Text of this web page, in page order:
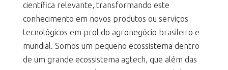
científica relevante, transformando este
conhecimento em novos produtos ou serviços
tecnológicos em prol do agronegócio brasileiro e
mundial. Somos um pequeno ecossistema dentro
de um grande ecossistema agtech, que além das